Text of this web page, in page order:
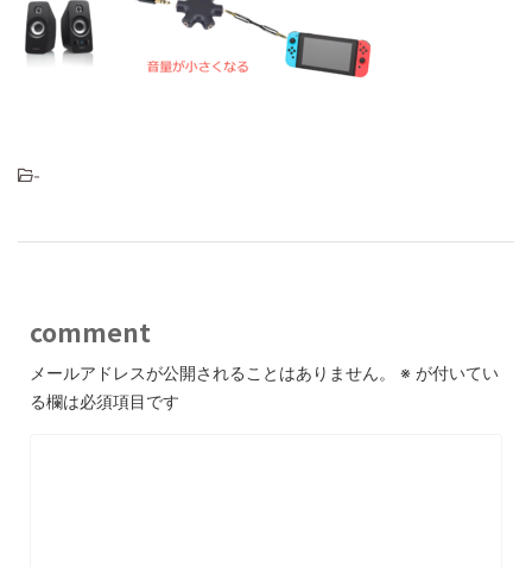
-
comment
メールアドレスが公開されることはありません。 ※ が付いてい
る欄は必須項目です